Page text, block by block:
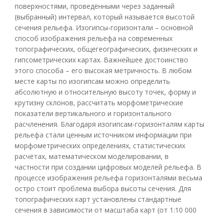
поверхностями, проведёнными через заданный
(выбранный) интервал, который называется высотой
сечения рельефа. Изогипсы-горизонтали – основной
способ изображения рельефа на современных
топографических, общегеографических, физических и
гипсометрических картах. Важнейшее достоинство
этого способа – его высокая метричность. В любом
месте карты по изогипсам можно определить
абсолютную и относительную высоту точек, форму и
крутизну склонов, рассчитать морфометрические
показатели вертикального и горизонтального
расчленения. Благодаря изогипсам-горизонталям карты
рельефа стали ценным источником информации при
морфометрических определениях, статистических
расчётах, математическом моделировании, в
частности при создании цифровых моделей рельефа. В
процессе изображения рельефа горизонталями весьма
остро стоит проблема выбора высоты сечения. Для
топографических карт установлены стандартные
сечения в зависимости от масштаба карт (от 1:10 000